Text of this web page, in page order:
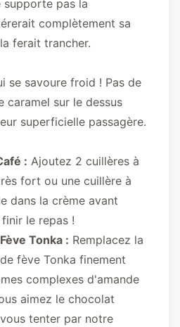
supporte pas la
complètement sa
ferait trancher.
se savoure froid ! Pas de
caramel sur le dessus
superficielle passagère.
: Ajoutez 2 cuillères à
fort ou une cuillère à
dans la crème avant
le repas !
Tonka : Remplacez la
fève Tonka finement
complexes d'amande
aimez le chocolat
tenter par notre